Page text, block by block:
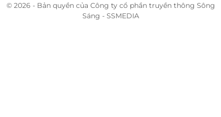
© 2026 - Bản quyền của Công ty cổ phần truyền thông Sông
Sáng - SSMEDIA